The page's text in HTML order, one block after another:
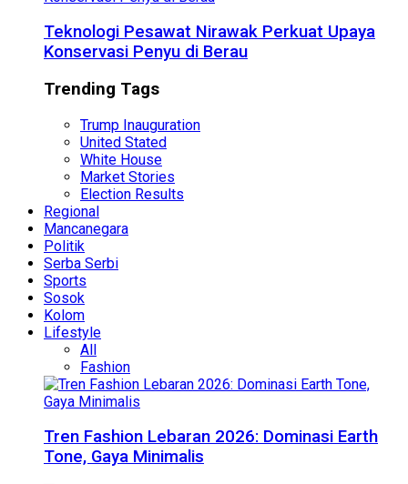
Teknologi Pesawat Nirawak Perkuat Upaya
Konservasi Penyu di Berau
Trending Tags
Trump Inauguration
United Stated
White House
Market Stories
Election Results
Regional
Mancanegara
Politik
Serba Serbi
Sports
Sosok
Kolom
Lifestyle
All
Fashion
Tren Fashion Lebaran 2026: Dominasi Earth
Tone, Gaya Minimalis